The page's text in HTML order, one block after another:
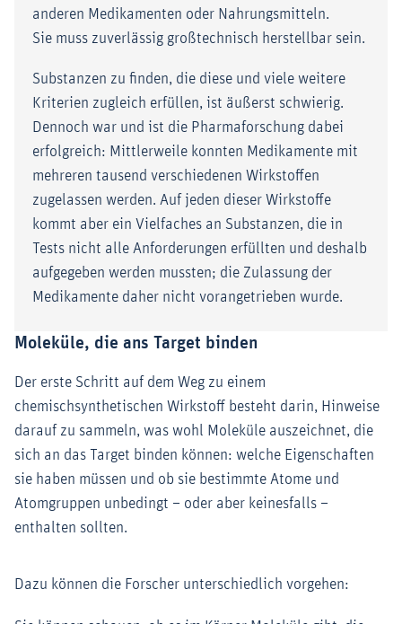
anderen Medikamenten oder Nahrungsmitteln.
Sie muss zuverlässig großtechnisch herstellbar sein.
Substanzen zu finden, die diese und viele weitere
Kriterien zugleich erfüllen, ist äußerst schwierig.
Dennoch war und ist die Pharmaforschung dabei
erfolgreich: Mittlerweile konnten Medikamente mit
mehreren tausend verschiedenen Wirkstoffen
zugelassen werden. Auf jeden dieser Wirkstoffe
kommt aber ein Vielfaches an Substanzen, die in
Tests nicht alle Anforderungen erfüllten und deshalb
aufgegeben werden mussten; die Zulassung der
Medikamente daher nicht vorangetrieben wurde.
Moleküle, die ans Target binden
Der erste Schritt auf dem Weg zu einem
chemischsynthetischen Wirkstoff besteht darin, Hinweise
darauf zu sammeln, was wohl Moleküle auszeichnet, die
sich an das Target binden können: welche Eigenschaften
sie haben müssen und ob sie bestimmte Atome und
Atomgruppen unbedingt – oder aber keinesfalls –
enthalten sollten.
Dazu können die Forscher unterschiedlich vorgehen: